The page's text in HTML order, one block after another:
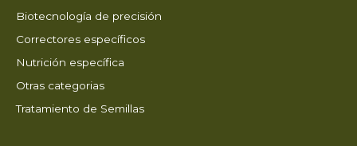
Biotecnología de precisión
Correctores específicos
Nutrición específica
Otras categorias
Tratamiento de Semillas